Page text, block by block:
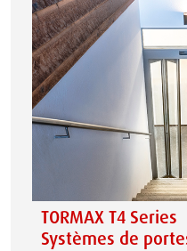
TORMAX T4 Series
Systèmes de